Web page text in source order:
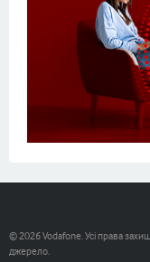
© 2026 Vodafone. Усі права
джерело.